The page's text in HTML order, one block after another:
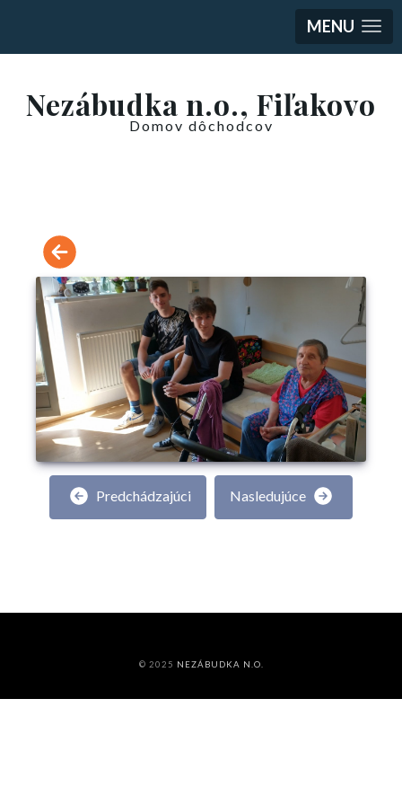
MENU
Nezábudka n.o., Fiľakovo
Domov dôchodcov
Predchádzajúci Nasledujúce
© 2025 NEZÁBUDKA N.O.